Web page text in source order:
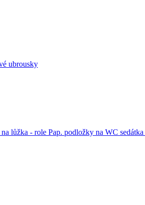
ubrousky
lůžka - role Pap. podložky na WC sedátka